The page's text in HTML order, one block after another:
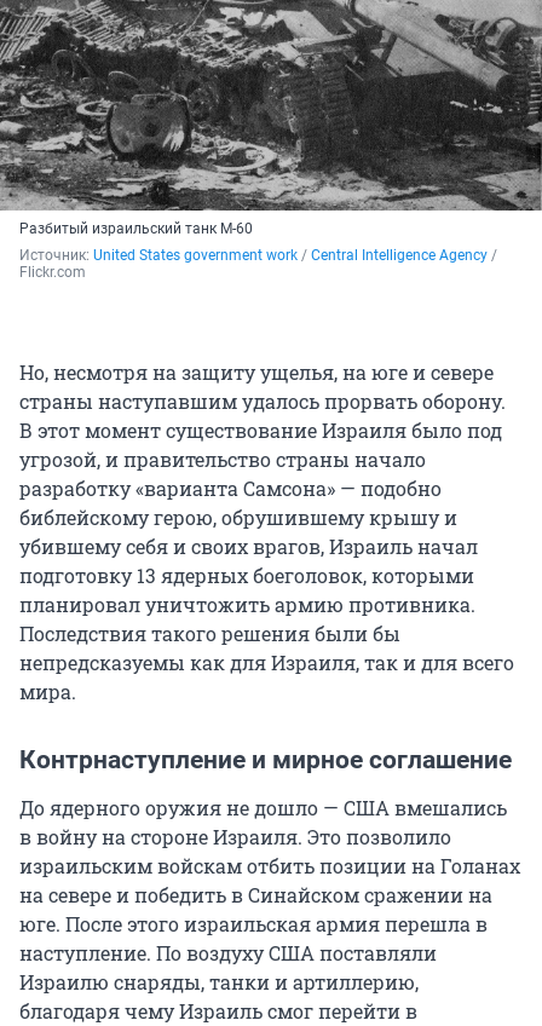
Разбитый израильский танк М-60
Источник: United States government work / Central Intelligence Agency /
Flickr.com
Но, несмотря на защиту ущелья, на юге и севере
страны наступавшим удалось прорвать оборону.
В этот момент существование Израиля было под
угрозой, и правительство страны начало
разработку «варианта Самсона» — подобно
библейскому герою, обрушившему крышу и
убившему себя и своих врагов, Израиль начал
подготовку 13 ядерных боеголовок, которыми
планировал уничтожить армию противника.
Последствия такого решения были бы
непредсказуемы как для Израиля, так и для всего
мира.
Контрнаступление и мирное соглашение
До ядерного оружия не дошло — США вмешались
в войну на стороне Израиля. Это позволило
израильским войскам отбить позиции на Голанах
на севере и победить в Синайском сражении на
юге. После этого израильская армия перешла в
наступление. По воздуху США поставляли
Израилю снаряды, танки и артиллерию,
благодаря чему Израиль смог перейти в